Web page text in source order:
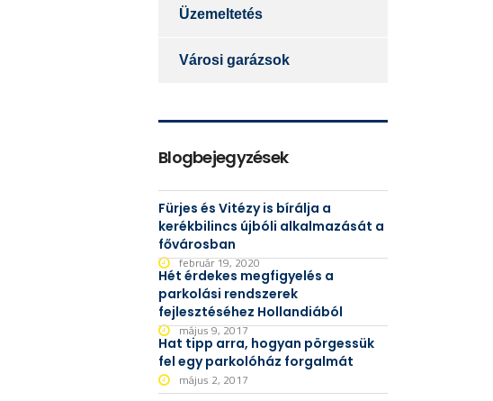
Üzemeltetés
Városi garázsok
Blogbejegyzések
Fürjes és Vitézy is bírálja a
kerékbilincs újbóli alkalmazását a
fővárosban
február 19, 2020
Hét érdekes megfigyelés a
parkolási rendszerek
fejlesztéséhez Hollandiából
május 9, 2017
Hat tipp arra, hogyan pörgessük
fel egy parkolóház forgalmát
május 2, 2017